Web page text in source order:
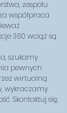
zespołu
współpraca
360 wciąż są
szukamy
pewnych
wirtualną
wykraczamy
Skontaktuj się,